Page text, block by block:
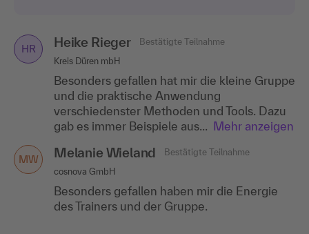
HR Heike Rieger
Bestätigte Teilnahme
Kreis Düren mbH
Besonders gefallen hat mir die kleine Gruppe
und die praktische Anwendung
verschiedenster Methoden und Tools. Dazu
gab es immer Beispiele aus... Mehr anzeigen
MW Melanie Wieland
Bestätigte Teilnahme
cosnova GmbH
Besonders gefallen haben mir die Energie
des Trainers und der Gruppe.